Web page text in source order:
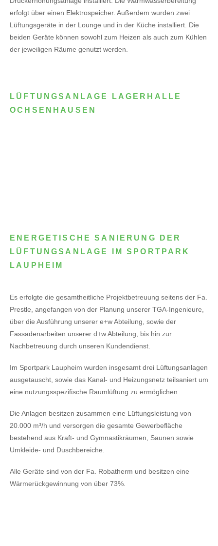
erfolgt über einen Elektrospeicher. Außerdem wurden zwei
Lüftungsgeräte in der Lounge und in der Küche installiert. Die
beiden Geräte können sowohl zum Heizen als auch zum Kühlen
der jeweiligen Räume genutzt werden.
LÜFTUNGSANLAGE LAGERHALLE
OCHSENHAUSEN
ENERGETISCHE SANIERUNG DER
LÜFTUNGSANLAGE IM SPORTPARK
LAUPHEIM
Es erfolgte die gesamtheitliche Projektbetreuung seitens der Fa.
Prestle, angefangen von der Planung unserer TGA-Ingenieure,
über die Ausführung unserer e+w Abteilung, sowie der
Fassadenarbeiten unserer d+w Abteilung, bis hin zur
Nachbetreuung durch unseren Kundendienst.
Im Sportpark Laupheim wurden insgesamt drei Lüftungsanlagen
ausgetauscht, sowie das Kanal- und Heizungsnetz teilsaniert um
eine nutzungsspezifische Raumlüftung zu ermöglichen.
Die Anlagen besitzen zusammen eine Lüftungsleistung von
20.000 m³/h und versorgen die gesamte Gewerbefläche
bestehend aus Kraft- und Gymnastikräumen, Saunen sowie
Umkleide- und Duschbereiche.
Alle Geräte sind von der Fa. Robatherm und besitzen eine
Wärmerückgewinnung von über 73%.